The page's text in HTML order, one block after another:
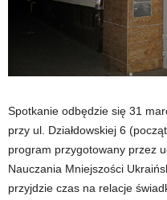
Spotkanie odbędzie się 31
przy ul. Działdowskiej 6
program przygotowany przez
Nauczania Mniejszości
przyjdzie czas na relacje